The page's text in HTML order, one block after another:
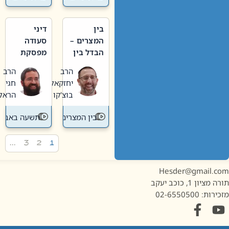
בין
המצרים –
הבדל בין
חדשה
לישנה
הרב
יחזקאל
בוצ'קו
בין המצרים
דיני
סעודה
מפסקת
תשעה
באב
הרב
חגי
הראל
תשעה באב
1, כוכב יעקב
02-6550500